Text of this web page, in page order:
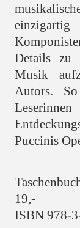
Details zu
Musik
Autors.
Puccinis
19,-
ISBN 978-